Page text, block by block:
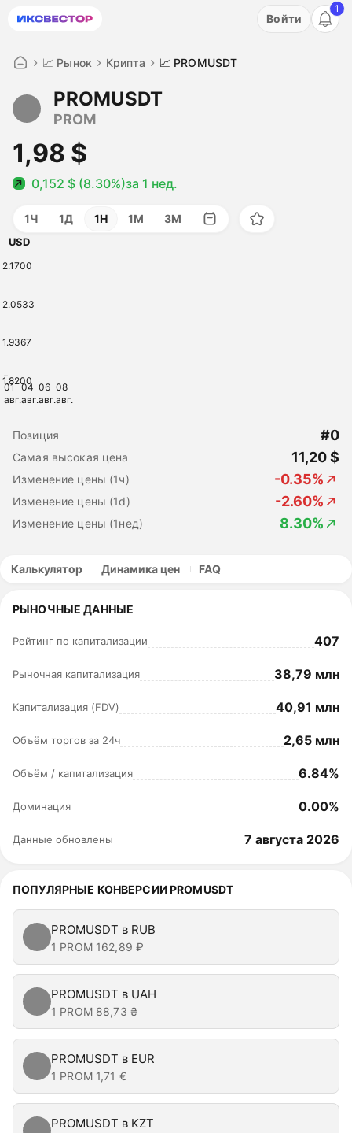
Акция: бесплатный пробный период на 3 дня!
Войти
1
📈 Рынок Крипта 📈 PROMUSDT
PROMUSDT
PROM
1,98 $
0,152 $ (8.30%)за 1 нед.
1Ч 1Д 1Н 1М 3М
01
авг.
04
авг.
06
авг.
08
авг.
USD
2.1700
2.0533
1.9367
1.8200
Позиция #0
Самая высокая цена 11,20 $
Изменение цены (1ч) -0.35%
Изменение цены (1d) -2.60%
Изменение цены (1нед) 8.30%
Калькулятор Динамика цен FAQ
РЫНОЧНЫЕ ДАННЫЕ
Рейтинг по капитализации 407
Рыночная капитализация 38,79 млн
Капитализация (FDV) 40,91 млн
Объём торгов за 24ч 2,65 млн
Объём / капитализация 6.84%
Доминация 0.00%
Данные обновлены 7 августа 2026
ПОПУЛЯРНЫЕ КОНВЕРСИИ PROMUSDT
PROMUSDT в RUB
1 PROM 162,89 ₽
PROMUSDT в UAH
1 PROM 88,73 ₴
PROMUSDT в EUR
1 PROM 1,71 €
PROMUSDT в KZT